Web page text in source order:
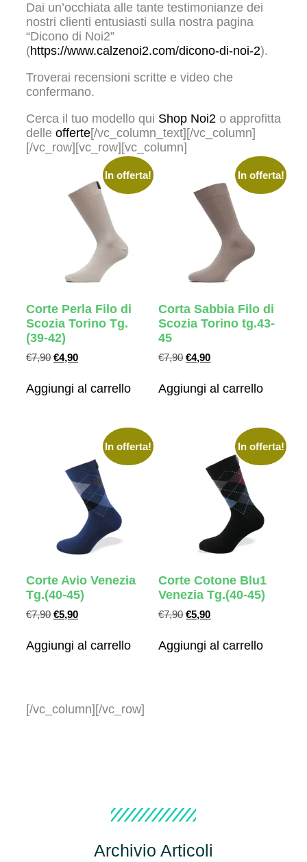
Dai un’occhiata alle tante testimonianze dei
nostri clienti entusiasti sulla nostra pagina
“Dicono di Noi2”
(https://www.calzenoi2.com/dicono-di-noi-2).
Troverai recensioni scritte e video che
confermano.
Cerca il tuo modello qui Shop Noi2 o approfitta
delle offerte[/vc_column_text][/vc_column]
[/vc_row][vc_row][vc_column]
In offerta!
Corte Perla Filo di
Scozia Torino Tg.
(39-42)
€7,90 €4,90
Aggiungi al carrello
In offerta!
Corta Sabbia Filo di
Scozia Torino tg.43-
45
€7,90 €4,90
Aggiungi al carrello
In offerta!
Corte Avio Venezia
Tg.(40-45)
€7,90 €5,90
Aggiungi al carrello
In offerta!
Corte Cotone Blu1
Venezia Tg.(40-45)
€7,90 €5,90
Aggiungi al carrello
[/vc_column][/vc_row]
Archivio Articoli